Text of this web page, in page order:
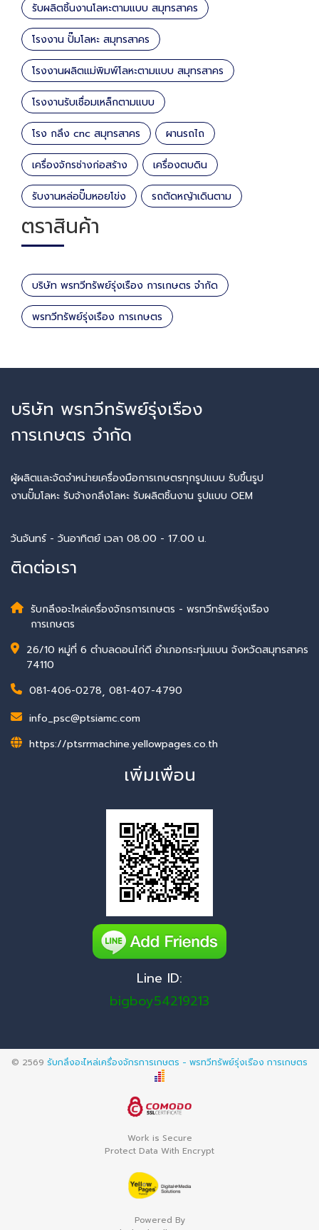
รับผลิตชิ้นงานโลหะตามแบบ สมุทรสาคร
โรงงาน ปั๊มโลหะ สมุทรสาคร
โรงงานผลิตแม่พิมพ์โลหะตามแบบ สมุทรสาคร
โรงงานรับเชื่อมเหล็กตามแบบ
โรง กลึง cnc สมุทรสาคร ผานรถไถ
เครื่องจักรช่างก่อสร้าง เครื่องตบดิน
รับงานหล่อปั๊มหอยโข่ง รถตัดหญ้าเดินตาม
ตราสินค้า
บริษัท พรทวีทรัพย์รุ่งเรือง การเกษตร จำกัด
พรทวีทรัพย์รุ่งเรือง การเกษตร
บริษัท พรทวีทรัพย์รุ่งเรือง
การเกษตร จำกัด
ผู้ผลิตและจัดจำหน่ายเครื่องมือการเกษตรทุกรูปแบบ รับขึ้นรูป
งานปั๊มโลหะ รับจ้างกลึงโลหะ รับผลิตชิ้นงาน รูปแบบ OEM
วันจันทร์ - วันอาทิตย์ เวลา 08.00 - 17.00 น.
ติดต่อเรา
รับกลึงอะไหล่เครื่องจักรการเกษตร - พรทวีทรัพย์รุ่งเรือง
การเกษตร
26/10 หมู่ที่ 6 ตำบลดอนไก่ดี อำเภอกระทุ่มแบน จังหวัดสมุทรสาคร
74110
081-406-0278, 081-407-4790
info_psc@ptsiamc.com
https://ptsrrmachine.yellowpages.co.th
เพิ่มเพื่อน
Line ID:
bigboy54219213
© 2569 รับกลึงอะไหล่เครื่องจักรการเกษตร - พรทวีทรัพย์รุ่งเรือง การเกษตร
Work is Secure
Protect Data With Encrypt
Powered By